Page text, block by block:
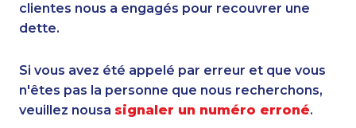
clientes nous a engagés pour recouvrer une
dette.
Si vous avez été appelé par erreur et que vous
n'êtes pas la personne que nous recherchons,
veuillez nousa signaler un numéro erroné.